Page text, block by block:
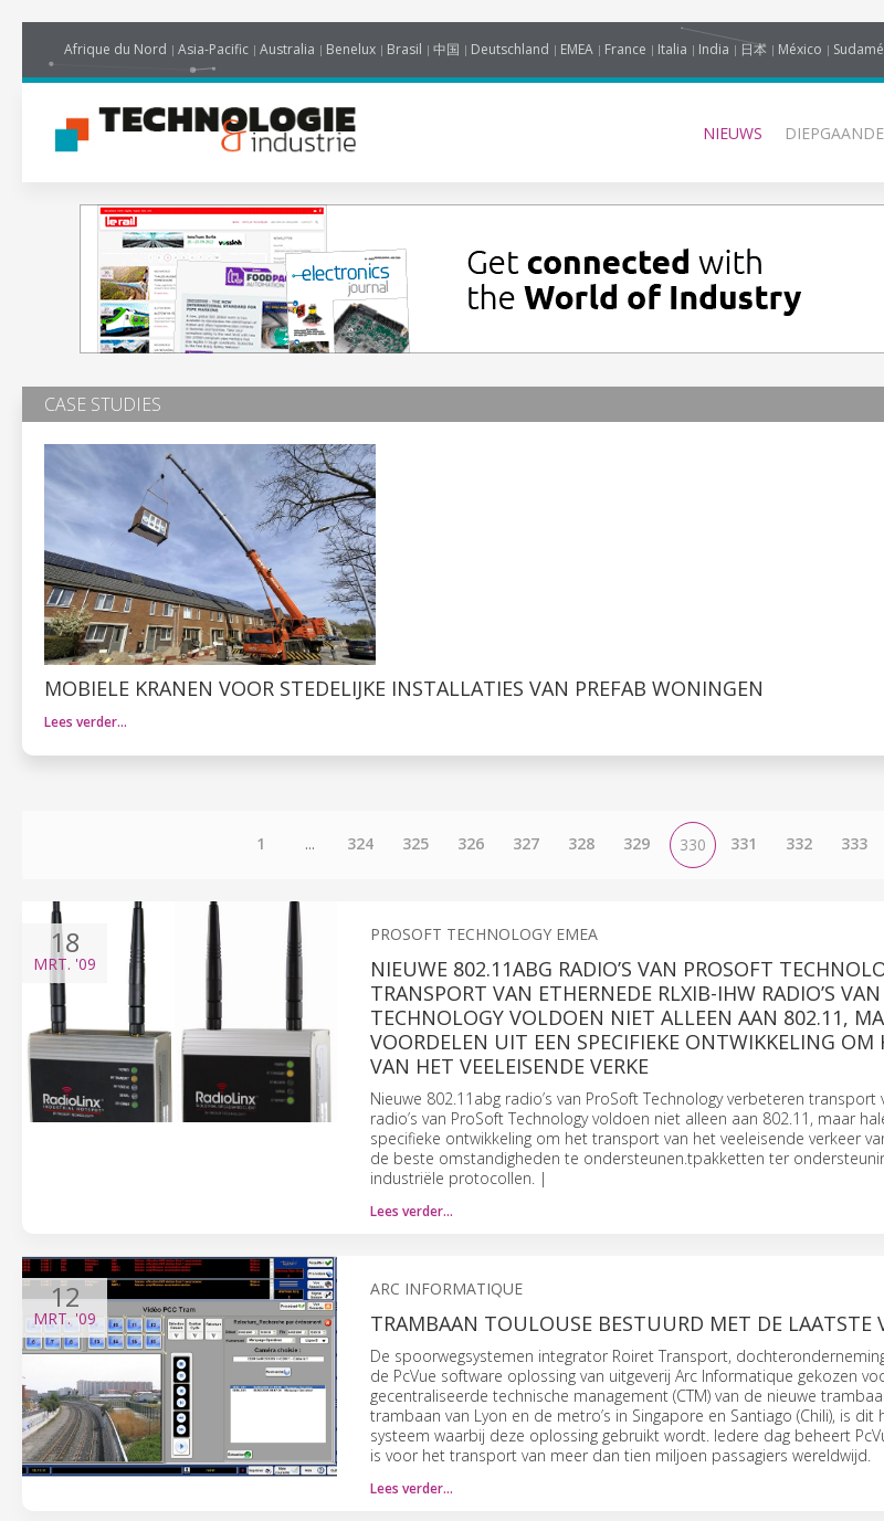
Afrique du Nord Asia-Pacific Australia Benelux Brasil 中国 Deutschland EMEA France Italia India 日本 México
NIEUWS
CASE STUDIES
MOBIELE KRANEN VOOR STEDELIJKE INSTALLATIES VAN PREFAB WONINGEN
Lees verder…
1 ... 324 325 326 327 328 329 330 331 332 333
18
MRT. '09
PROSOFT TECHNOLOGY EMEA
NIEUWE 802.11ABG RADIO’S VAN PROSOFT
TRANSPORT VAN ETHERNEDE RLXIB-IHW RADIO’S
TECHNOLOGY VOLDOEN NIET ALLEEN AAN 802.11,
VOORDELEN UIT EEN SPECIFIEKE ONTWIKKELING OM
VAN HET VEELEISENDE VERKE
Nieuwe 802.11abg radio’s van ProSoft Technology verbeteren transport
radio’s van ProSoft Technology voldoen niet alleen aan 802.11, maar
specifieke ontwikkeling om het transport van het veeleisende verkeer
de beste omstandigheden te ondersteunen.tpakketten ter
industriële protocollen. |
Lees verder…
12
MRT. '09
ARC INFORMATIQUE
TRAMBAAN TOULOUSE BESTUURD MET DE LAATSTE
De spoorwegsystemen integrator Roiret Transport,
de PcVue software oplossing van uitgeverij Arc Informatique gekozen
gecentraliseerde technische management (CTM) van de nieuwe
trambaan van Lyon en de metro’s in Singapore en Santiago (Chili), is
systeem waarbij deze oplossing gebruikt wordt. Iedere dag beheert
is voor het transport van meer dan tien miljoen passagiers wereldwijd.
Lees verder…